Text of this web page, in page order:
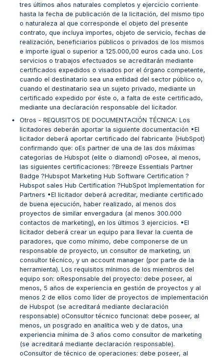
tres últimos años naturales completos y ejercicio corriente
hasta la fecha de publicación de la licitación, del mismo tipo
o naturaleza al que corresponde el objeto del presente
contrato, que incluya importes, objeto de servicio, fechas de
realización, beneficiarios públicos o privados de los mismos
e importe igual o superior a 125.000,00 euros cada uno. Los
servicios o trabajos efectuados se acreditarán mediante
certificados expedidos o visados por el órgano competente,
cuando el destinatario sea una entidad del sector público o,
cuando el destinatario sea un sujeto privado, mediante un
certificado expedido por éste o, a falta de este certificado,
mediante una declaración responsable del licitador.
Otros - REQUISITOS DE DOCUMENTACIÓN TÉCNICA: Los
licitadores deberán aportar la siguiente documentación •El
licitador deberá aportar certificado del fabricante (HubSpot)
confirmando que: oEs partner de una de las dos máximas
categorías de Hubspot (elite o diamond) oPosee, al menos,
las siguientes certificaciones: ?Breeze Essentials Partner
Badge ?Hubspot Marketing Hub Software Certification ?
Hubspot sales Hub Certification ?HubSpot Implementation for
Partners •El licitador deberá acreditar, mediante certificado
de buena ejecución, haber realizado, al menos dos
proyectos de similar envergadura (al menos 300.000
contactos de marketing), en los últimos 3 ejercicios. •El
licitador deberá crear un equipo para llevar la cuenta de
paradores, que como mínimo, debe componerse de un
responsable de proyecto, un consultor de marketing, un
consultor técnico, y un account manager (por parte de la
herramienta). Los requisitos mínimos de los miembros del
equipo son: oResponsable del proyecto: debe poseer, al
menos, 5 años de experiencia en gestión de proyectos y al
menos 2 de ellos como líder de proyectos de implementación
de Hubspot (se acreditará mediante declaración
responsable) oConsultor técnico funcional: debe poseer, al
menos, un posgrado en analítica web y de datos, una
experiencia mínima de 3 años como consultor de marketing
(se acreditará mediante declaración responsable).
oConsultor de técnico de operaciones: debe poseer, al